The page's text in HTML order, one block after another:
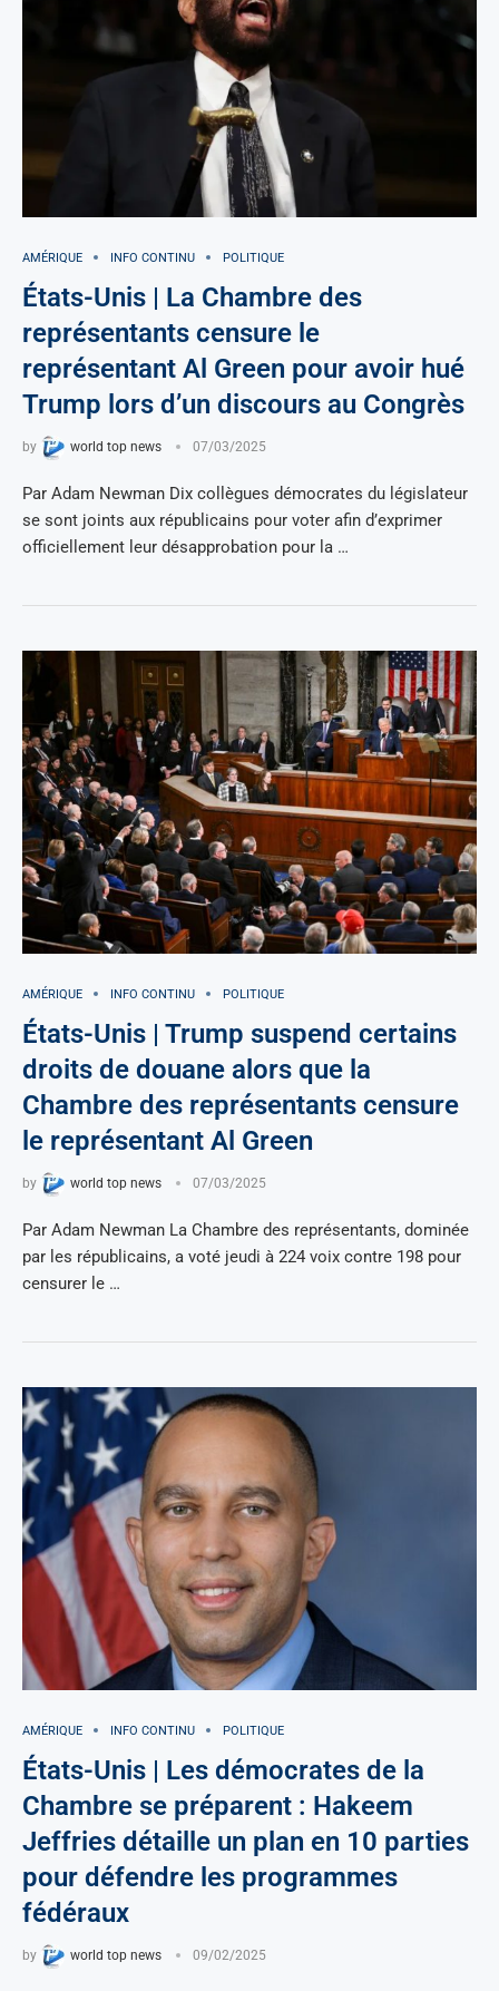
AMÉRIQUE INFO CONTINU POLITIQUE
États-Unis | La Chambre des
représentants censure le
représentant Al Green pour avoir hué
Trump lors d’un discours au Congrès
by world top news 07/03/2025
Par Adam Newman Dix collègues démocrates du législateur
se sont joints aux républicains pour voter afin d’exprimer
officiellement leur désapprobation pour la …
AMÉRIQUE INFO CONTINU POLITIQUE
États-Unis | Trump suspend certains
droits de douane alors que la
Chambre des représentants censure
le représentant Al Green
by world top news 07/03/2025
Par Adam Newman La Chambre des représentants, dominée
par les républicains, a voté jeudi à 224 voix contre 198 pour
censurer le …
AMÉRIQUE INFO CONTINU POLITIQUE
États-Unis | Les démocrates de la
Chambre se préparent : Hakeem
Jeffries détaille un plan en 10 parties
pour défendre les programmes
fédéraux
by world top news 09/02/2025